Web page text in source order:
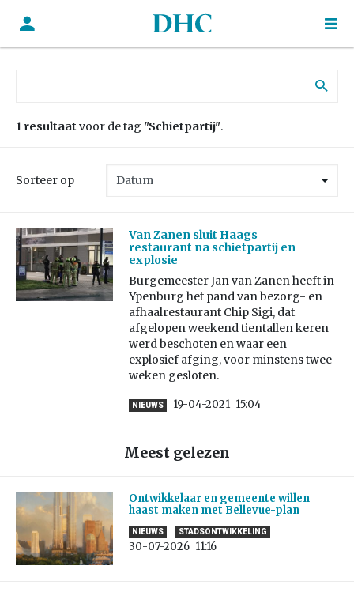
1 resultaat voor de tag "Schietpartij".
Sorteer op
Van Zanen sluit Haags
restaurant na schietpartij en
explosie
Burgemeester Jan van Zanen heeft in
Ypenburg het pand van bezorg- en
afhaalrestaurant Chip Sigi, dat
afgelopen weekend tientallen keren
werd beschoten en waar een
explosief afging, voor minstens twee
weken gesloten.
NIEUWS 19-04-2021 15:04
Meest gelezen
Ontwikkelaar en gemeente willen
haast maken met Bellevue-plan
NIEUWS STADSONTWIKKELING
30-07-2026 11:16